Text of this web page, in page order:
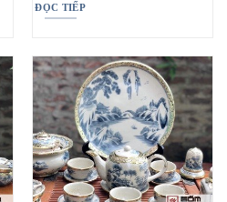
ĐỌC TIẾP